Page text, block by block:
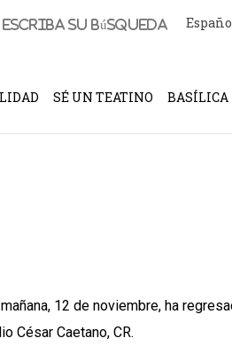
SÉ UN TEATINO BASÍLICA
12 de noviembre, ha
César Caetano, CR.